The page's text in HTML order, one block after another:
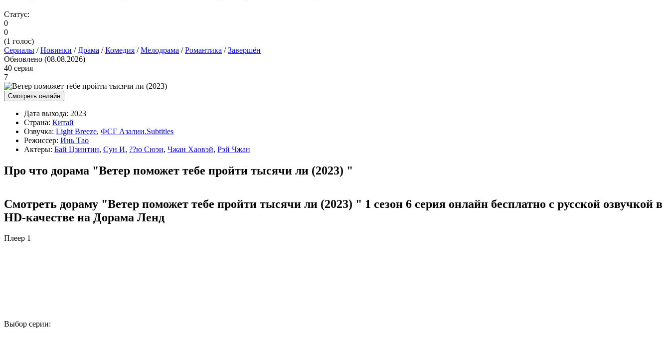
Статус:
0
0
(1 голос)
Сериалы /Новинки / Драма /Комедия /Мелодрама /Романтика /Завершён
Обновлено (08.08.2026)
40 серия
7
Смотреть онлайн
Дата выхода: 2023
Страна: Китай
Озвучка: Light Breeze, ФСГ Азалии.Subtitles
Режиссер: Инь Тао
Актеры: Бай Цзинтин, Сун И, ??ю Сюэи, Чжан Хаовэй, Рэй Чжан
Про что дорама "Ветер поможет тебе пройти тысячи ли (2023) "
Смотреть дораму "Ветер поможет тебе пройти тысячи ли (2023) " 1 сезон 6 серия онлайн бесплатно с русской озвучкой в
HD-качестве на Дорама Ленд
Плеер 1
Выбор серии: